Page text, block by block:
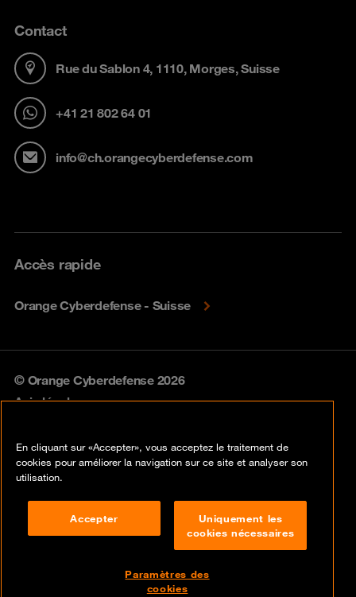
Contact
Rue du Sablon 4, 1110, Morges, Suisse
+41 21 802 64 01
info@ch.orangecyberdefense.com
Accès rapide
Orange Cyberdefense - Suisse
© Orange Cyberdefense 2026
Avis légal
Politique vulnérabilités
Gestion des cookies
Compliance
En cliquant sur «Accepter», vous acceptez le traitement de
cookies pour améliorer la navigation sur ce site et analyser son
utilisation.
Accepter
Uniquement les
cookies nécessaires
Paramètres des
cookies